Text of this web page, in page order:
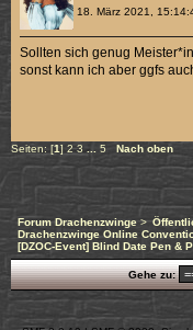
18. März 2021,
Sollten sich genug
sonst kann ich aber ggfs
Seiten: [1] 2 3 ... 5 Nach oben
Forum Drachenzwinge>
Drachenzwinge Online
[DZOC-Event] Blind Date Pen &
Gehe zu: